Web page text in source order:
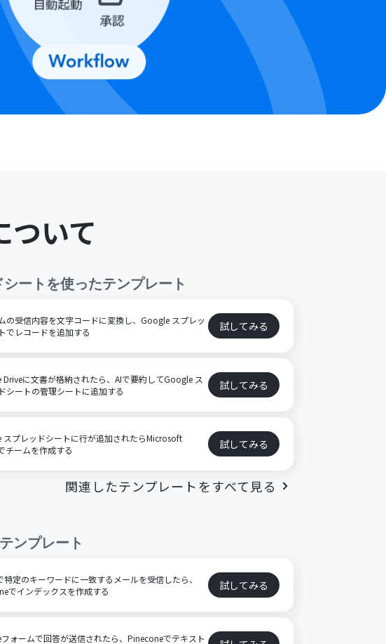
ついて
ート を使ったテンプレート
の受信内容を文字コードに変換し、Google スプレッ
でレコードを追加する
試してみる
に文書が格納されたら、AIで要約してGoogle ス
シートの管理シートに追加する
試してみる
スプレッドシートに行が追加されたらMicrosoft
チームを作成する
試してみる
関連したテンプレートをすべて見る
ンプレート
定のキーワードに一致するメールを受信したら、
でインデックスを作成する
試してみる
ォームで回答が送信されたら、Pineconeでテキスト